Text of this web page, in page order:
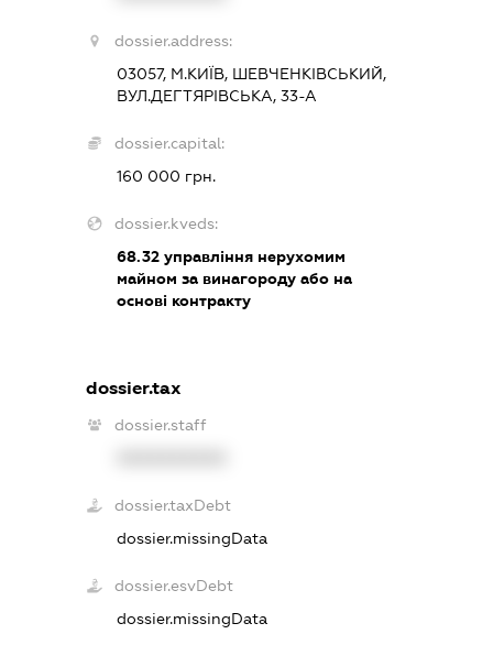
dossier.address:
03057, М.КИЇВ, ШЕВЧЕНКІВСЬКИЙ,
ВУЛ.ДЕГТЯРІВСЬКА, 33-А
dossier.capital:
160 000 грн.
dossier.kveds:
68.32 управління нерухомим
майном за винагороду або на
основі контракту
dossier.tax
dossier.staff
dossier.taxDebt
dossier.missingData
dossier.esvDebt
dossier.missingData